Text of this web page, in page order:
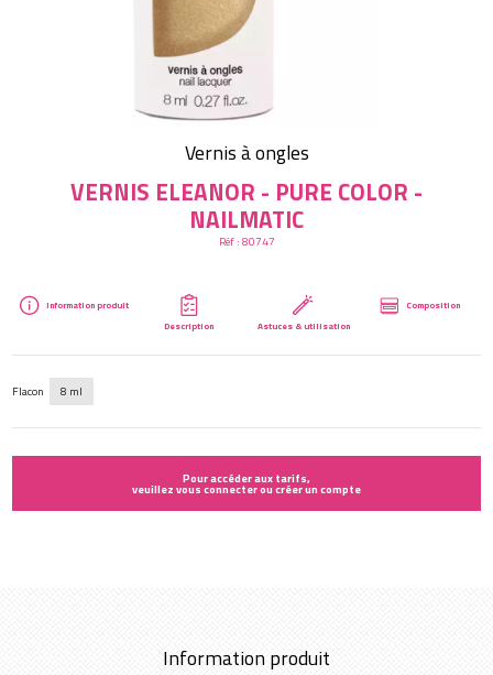
Vernis à ongles
VERNIS ELEANOR - PURE COLOR -
NAILMATIC
Réf :80747
Information produit
Description
Astuces & utilisation
Composition
Flacon 8 ml
Pour accéder aux tarifs,
veuillez vous connecter ou créer un compte
Information produit